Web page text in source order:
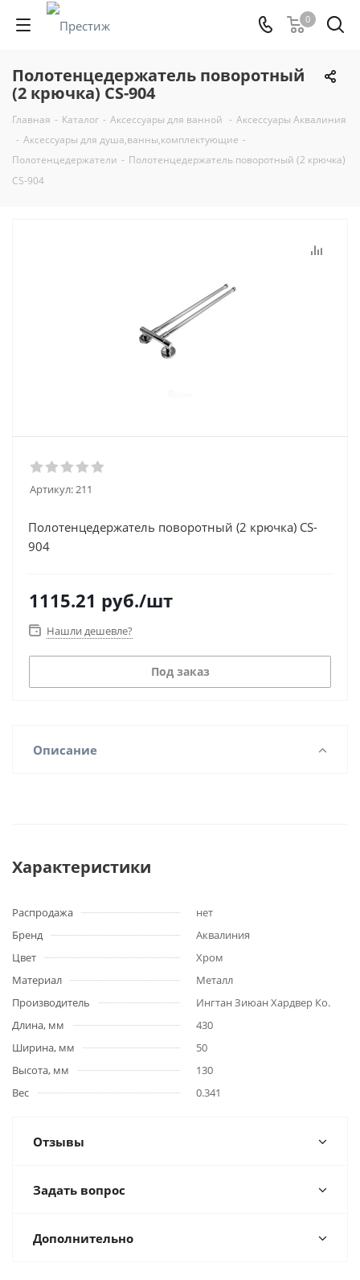
0
Полотенцедержатель поворотный
(2 крючка) CS-904
Главная - Каталог - Аксессуары для ванной - Аксессуары Аквалиния
- Аксессуары для душа,ванны,комплектующие -
Полотенцедержатели - Полотенцедержатель поворотный (2 крючка)
CS-904
Артикул:211
Полотенцедержатель поворотный (2 крючка) CS-
904
1115.21 руб./шт
Нашли дешевле?
Под заказ
Описание
Характеристики
Распродажа
нет
Бренд
Аквалиния
Цвет
Хром
Материал
Металл
Производитель
Ингтан Зиюан Хардвер Ко.
Длина, мм
430
Ширина, мм
50
Высота, мм
130
Вес
0.341
Отзывы
Задать вопрос
Дополнительно